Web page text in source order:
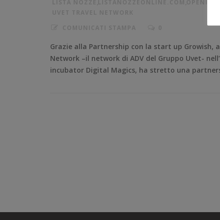
Grazie alla Partnership con la start up Growish,
Network –il network di ADV del Gruppo Uvet-
incubator Digital Magics, ha stretto una